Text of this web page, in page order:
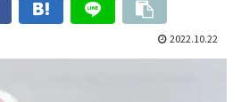
2022.10.22